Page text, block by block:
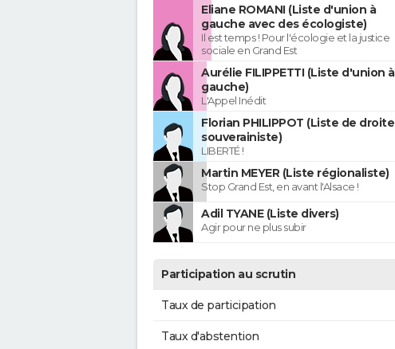
Eliane ROMANI (Liste d'union à
gauche avec des écologiste)
Il est temps ! Pour l'écologie et la justice
sociale en Grand Est
Aurélie FILIPPETTI (Liste d'union à
gauche)
L'Appel Inédit
Florian PHILIPPOT (Liste de droite
souverainiste)
LIBERTÉ !
Martin MEYER (Liste régionaliste)
Stop Grand Est, en avant l'Alsace !
Adil TYANE (Liste divers)
Agir pour ne plus subir
Participation au scrutin
Taux de participation
Taux d'abstention